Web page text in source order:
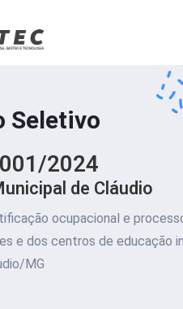
Seletivo
2024
de Cláudio
ocupacional e
e dos centros de educação
MG